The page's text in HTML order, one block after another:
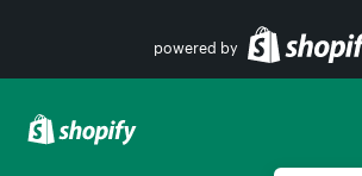
powered by
Suas escolhas de privacidade